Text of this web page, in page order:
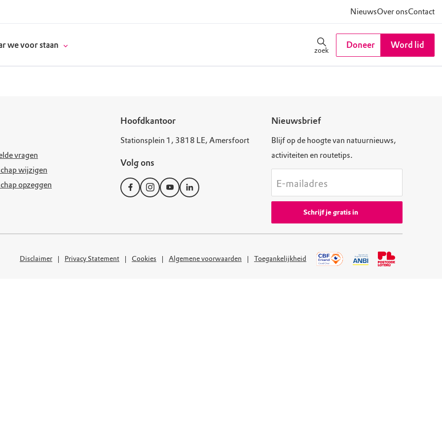
NieuwsOver onsContact
we voor staan
zoek
Doneer Word lid
vragen
wijzigen
opzeggen
Hoofdkantoor
Stationsplein 1, 3818 LE, Amersfoort
Volg ons
Nieuwsbrief
Blijf op de hoogte van natuurnieuws,
activiteiten en routetips.
E-mailadres
Schrijf je gratis in
Disclaimer Privacy Statement Cookies Algemene voorwaarden Toegankelijkheid